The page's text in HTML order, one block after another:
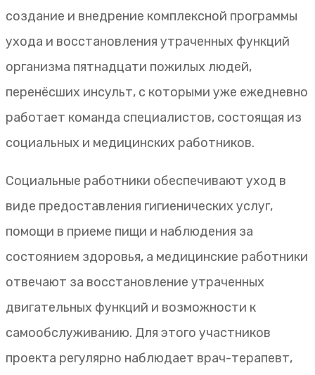
создание и внедрение комплексной программы
ухода и восстановления утраченных функций
организма пятнадцати пожилых людей,
перенёсших инсульт, с которыми уже ежедневно
работает команда специалистов, состоящая из
социальных и медицинских работников.
Социальные работники обеспечивают уход в
виде предоставления гигиенических услуг,
помощи в приеме пищи и наблюдения за
состоянием здоровья, а медицинские работники
отвечают за восстановление утраченных
двигательных функций и возможности к
самообслуживанию. Для этого участников
проекта регулярно наблюдает врач-терапевт,